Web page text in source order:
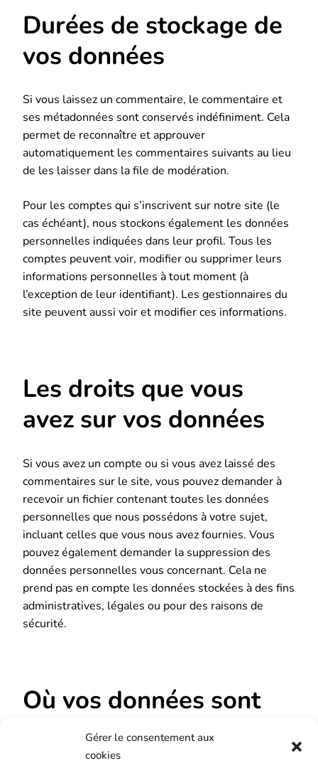
Gérer le consentement aux
cookies
Durées de stockage de
vos données
Si vous laissez un commentaire, le commentaire et
ses métadonnées sont conservés indéfiniment. Cela
permet de reconnaître et approuver
automatiquement les commentaires suivants au lieu
de les laisser dans la file de modération.
Pour les comptes qui s’inscrivent sur notre site (le
cas échéant), nous stockons également les données
personnelles indiquées dans leur profil. Tous les
comptes peuvent voir, modifier ou supprimer leurs
informations personnelles à tout moment (à
l’exception de leur identifiant). Les gestionnaires du
site peuvent aussi voir et modifier ces informations.
Les droits que vous
avez sur vos données
Si vous avez un compte ou si vous avez laissé des
commentaires sur le site, vous pouvez demander à
recevoir un fichier contenant toutes les données
personnelles que nous possédons à votre sujet,
incluant celles que vous nous avez fournies. Vous
pouvez également demander la suppression des
données personnelles vous concernant. Cela ne
prend pas en compte les données stockées à des fins
administratives, légales ou pour des raisons de
sécurité.
Où vos données sont
envoyées